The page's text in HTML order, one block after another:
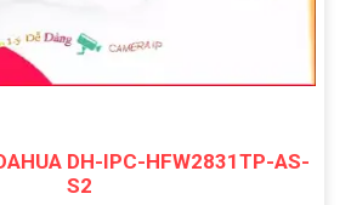
DH-IPC-HFW2831TP-AS-
S2